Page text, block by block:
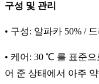
구성 및 관리
• 구성: 알파카 50% /
• 케어: 30 ℃ 를 표준
어 준 상태에서 아주